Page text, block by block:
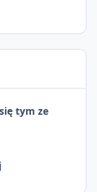
tym ze